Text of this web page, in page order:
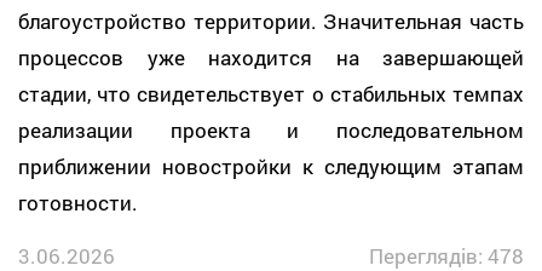
благоустройство территории. Значительная часть
процессов уже находится на завершающей
стадии, что свидетельствует о стабильных темпах
реализации проекта и последовательном
приближении новостройки к следующим этапам
готовности.
3.06.2026
Переглядів: 478